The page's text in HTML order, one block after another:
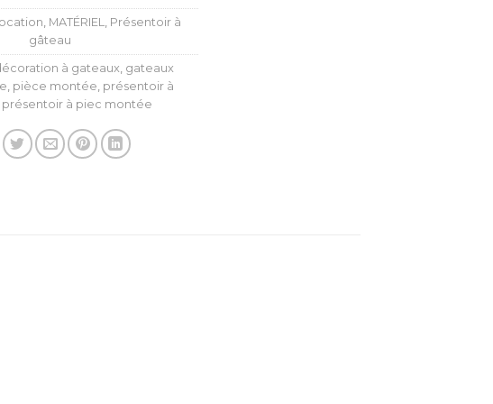
MATÉRIEL
Présentoir à
gâteau
à gateaux gateaux
pièce montée présentoir à
présentoir à piec montée